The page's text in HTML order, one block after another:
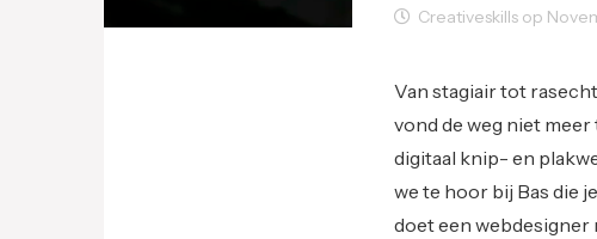
Creativeskills op
Van stagiair tot
vond de weg niet
digitaal knip- en
we te hoor bij Bas die
doet een webdesigner